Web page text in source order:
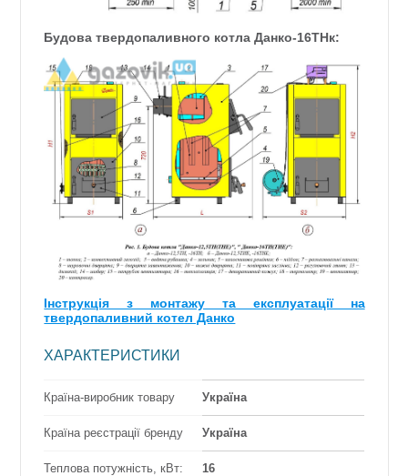
Будова твердопаливного котла Данко-16ТНк:
Інструкція з монтажу та експлуатації на
твердопаливний котел Данко
ХАРАКТЕРИСТИКИ
Країна-виробник товару Україна
Країна реєстрації бренду Україна
Теплова потужність, кВт: 16